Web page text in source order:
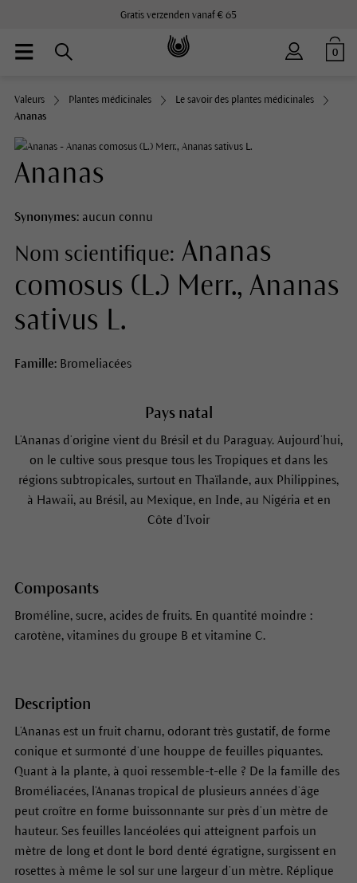
Gratis verzenden vanaf € 65
0
Valeurs Plantes médicinales
Le savoir des plantes médicinales
Ananas
Ananas
Synonymes:aucun connu
Nom scientifique: Ananas
comosus (L.) Merr., Ananas
sativus L.
Famille:Bromeliacées
Pays natal
L’Ananas d’origine vient du Brésil et du Paraguay. Aujourd’hui,
on le cultive sous presque tous les Tropiques et dans les
régions subtropicales, surtout en Thaïlande, aux Philippines,
à Hawaii, au Brésil, au Mexique, en Inde, au Nigéria et en
Côte d’Ivoir
Composants
Broméline, sucre, acides de fruits. En quantité moindre :
carotène, vitamines du groupe B et vitamine C.
Description
L’Ananas est un fruit charnu, odorant très gustatif, de forme
conique et surmonté d’une houppe de feuilles piquantes.
Quant à la plante, à quoi ressemble-t-elle ? De la famille des
Broméliacées, l’Ananas tropical de plusieurs années d’âge
peut croître en forme buissonnante sur près d’un mètre de
hauteur. Ses feuilles lancéolées qui atteignent parfois un
mètre de long et dont le bord denté égratigne, surgissent en
rosettes à même le sol sur une largeur d’un mètre. Réplique